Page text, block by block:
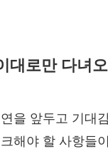
대로만 다녀오
을 앞두고 기대
해야 할 사항들